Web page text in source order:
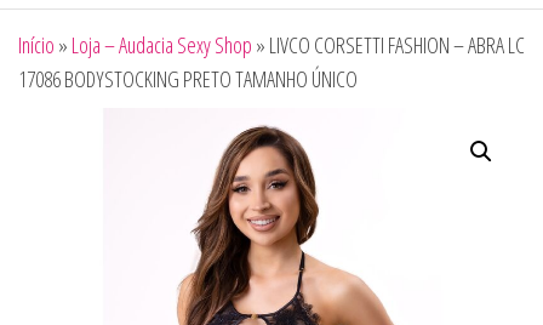
Início » Loja – Audacia Sexy Shop » LIVCO CORSETTI FASHION – ABRA LC
17086 BODYSTOCKING PRETO TAMANHO ÚNICO